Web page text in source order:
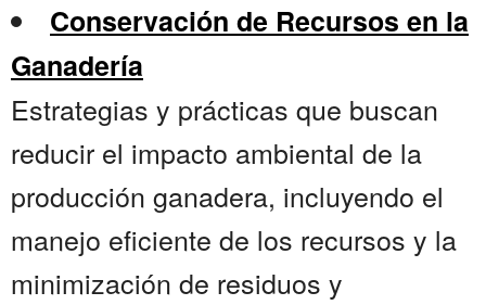
Conservación de Recursos en la
Ganadería
Estrategias y prácticas que buscan
reducir el impacto ambiental de la
producción ganadera, incluyendo el
manejo eficiente de los recursos y la
minimización de residuos y